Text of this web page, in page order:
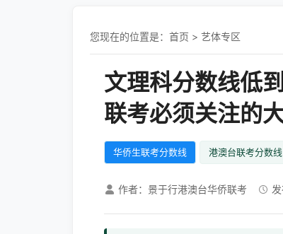
您现在的位置是： 首页 > 艺体专区
文理科分数线低
联考必须关注的
华侨生联考分数线 港澳台联考分数线
作者：景于行港澳台华侨联考